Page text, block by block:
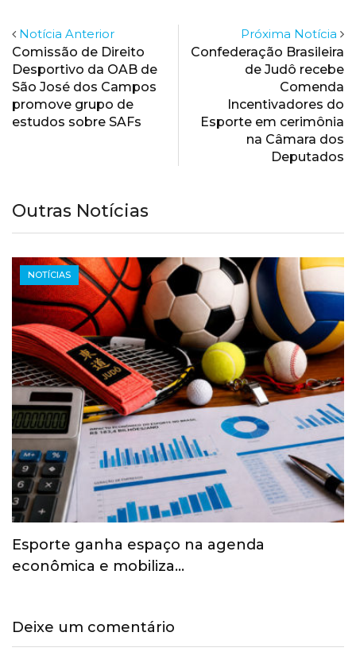
Notícia Anterior
Comissão de Direito
Desportivo da OAB de
São José dos Campos
promove grupo de
estudos sobre SAFs
Próxima Notícia
Confederação Brasileira
de Judô recebe
Comenda
Incentivadores do
Esporte em cerimônia
na Câmara dos
Deputados
Outras Notícias
NOTÍCIAS
Esporte ganha espaço na agenda
econômica e mobiliza…
Deixe um comentário